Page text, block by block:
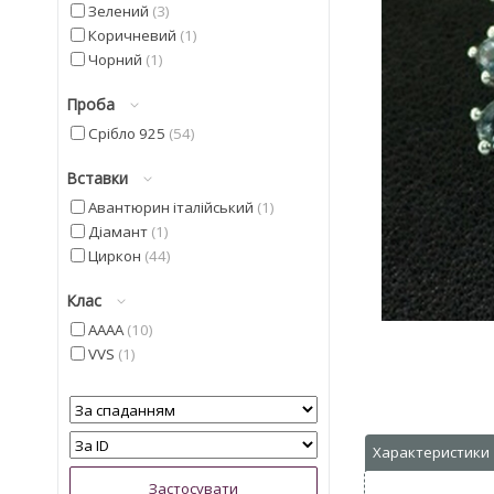
Зелений 3
Коричневий 1
Чорний 1
Проба
Срібло 925 54
Вставки
Авантюрин італійський 1
Діамант 1
Циркон 44
Клас
AAAA 10
VVS 1